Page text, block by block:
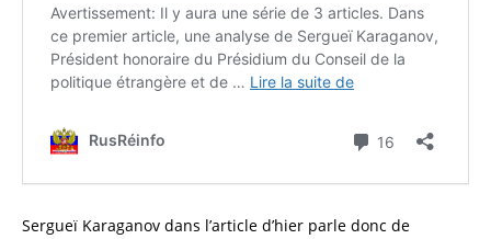
Sergueï Karaganov dans l’article d’hier parle donc de